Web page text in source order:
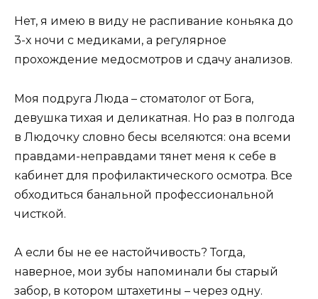
Нет, я имею в виду не распивание коньяка до
3-х ночи с медиками, а регулярное
прохождение медосмотров и сдачу анализов.
Моя подруга Люда – стоматолог от Бога,
девушка тихая и деликатная. Но раз в полгода
в Людочку словно бесы вселяются: она всеми
правдами-неправдами тянет меня к себе в
кабинет для профилактического осмотра. Все
обходиться банальной профессиональной
чисткой.
А если бы не ее настойчивость? Тогда,
наверное, мои зубы напоминали бы старый
забор, в котором штахетины – через одну.